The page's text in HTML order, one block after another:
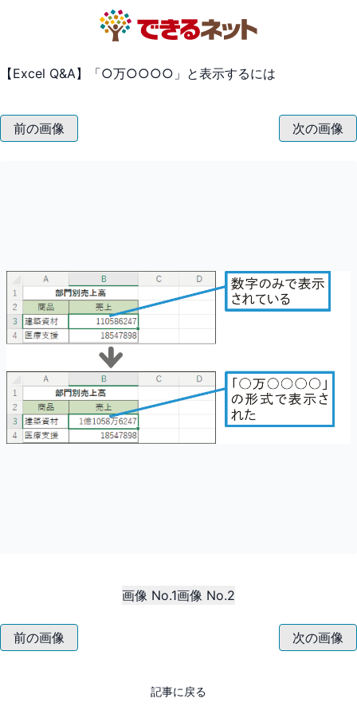
【Excel Q&A】「○万○○○○」と表示するには
前の画像 次の画像
画像 No.1画像 No.2
前の画像 次の画像
記事に戻る